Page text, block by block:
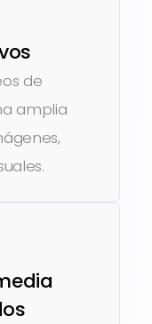
de
amplia